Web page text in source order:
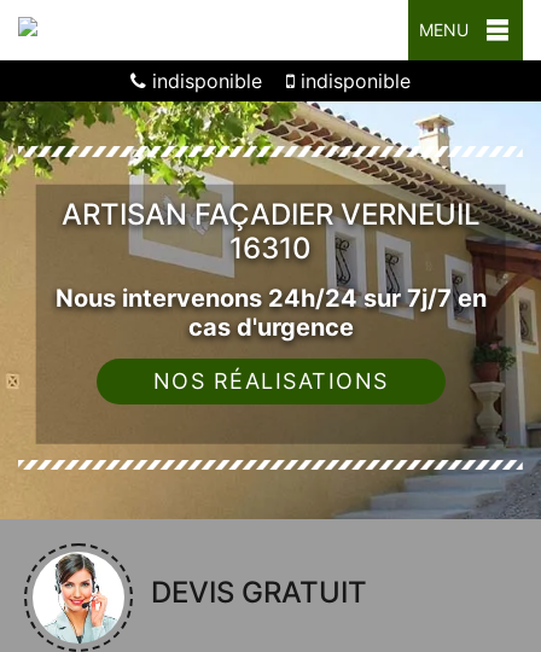
MENU
indisponible indisponible
ARTISAN FAÇADIER VERNEUIL
16310
Nous intervenons 24h/24 sur 7j/7 en
cas d'urgence
NOS RÉALISATIONS
DEVIS GRATUIT